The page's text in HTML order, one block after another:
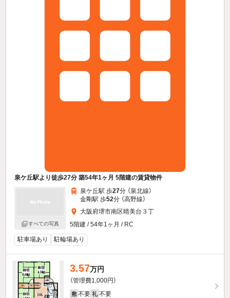
泉ケ丘駅より徒歩27分 築54年1ヶ月 5階建の賃貸物件
すべての写真
泉ケ丘駅 歩27分 （泉北線）
金剛駅 歩52分 （高野線）
大阪府堺市南区晴美台３丁
5階建 / 54年1ヶ月 / RC
駐車場あり 駐輪場あり
3.57万円
（管理費1,000円）
敷 不要 礼 不要